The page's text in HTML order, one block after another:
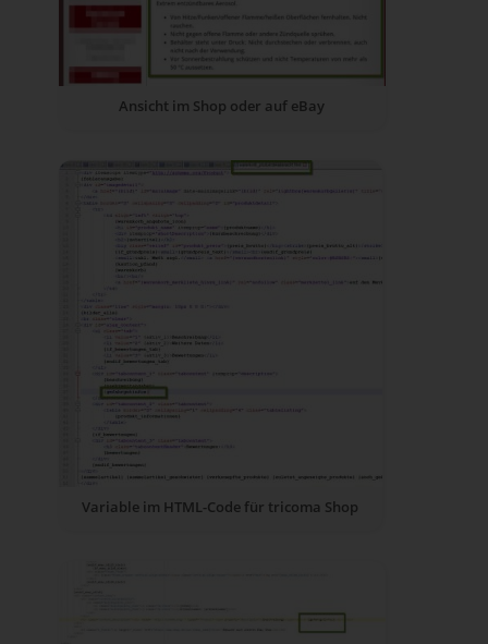
Ansicht im Shop oder auf eBay
Variable im HTML-Code für tricoma Shop